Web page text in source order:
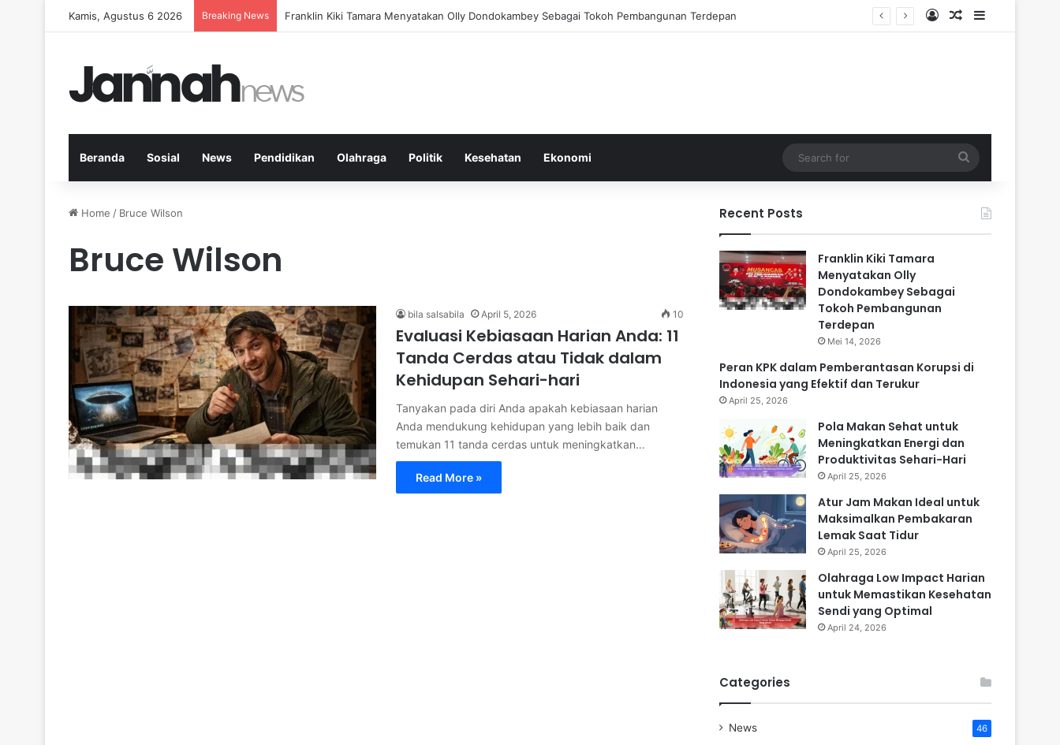
Kamis, Agustus 6 2026 Breaking News Peran KPK dalam Pemberantasan Korupsi di Indonesia yang Efektif dan Terukur Log InRandom Article
Sidebar
Beranda Sosial News Pendidikan Olahraga Politik Kesehatan Ekonomi
for
Home / Bruce Wilson
Bruce Wilson
bila salsabila April 5, 2026 10
Evaluasi Kebiasaan Harian Anda: 11
Tanda Cerdas atau Tidak dalam
Kehidupan Sehari-hari
Tanyakan pada diri Anda apakah kebiasaan harian
Anda mendukung kehidupan yang lebih baik dan
temukan 11 tanda cerdas untuk meningkatkan…
Read More »
Recent Posts
Franklin Kiki Tamara
Menyatakan Olly
Dondokambey Sebagai
Tokoh Pembangunan
Terdepan
Mei 14, 2026
Peran KPK dalam Pemberantasan Korupsi di
Indonesia yang Efektif dan Terukur
April 25, 2026
Pola Makan Sehat untuk
Meningkatkan Energi dan
Produktivitas Sehari-Hari
April 25, 2026
Atur Jam Makan Ideal untuk
Maksimalkan Pembakaran
Lemak Saat Tidur
April 25, 2026
Olahraga Low Impact Harian
untuk Memastikan Kesehatan
Sendi yang Optimal
April 24, 2026
Categories
News 46